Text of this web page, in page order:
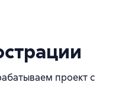
проект с